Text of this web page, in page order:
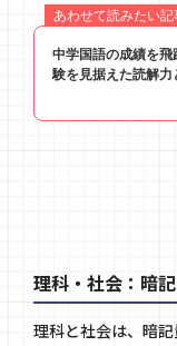
理科・社会：暗
理科と社会は、暗記